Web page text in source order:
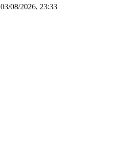
03/08/2026, 23:33